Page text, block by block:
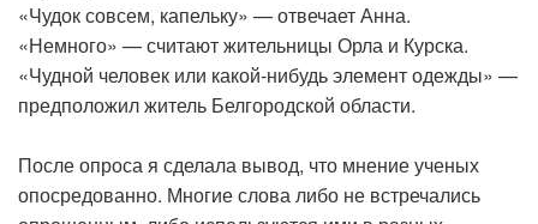
«Чудок совсем, капельку» — отвечает Анна.
«Немного» — считают жительницы Орла и Курска.
«Чудной человек или какой-нибудь элемент одежды» —
предположил житель Белгородской области.
После опроса я сделала вывод, что мнение ученых
опосредованно. Многие слова либо не встречались